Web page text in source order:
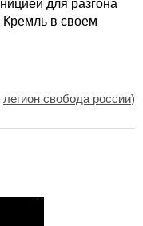
для разгона
в своем
легион свобода россии)